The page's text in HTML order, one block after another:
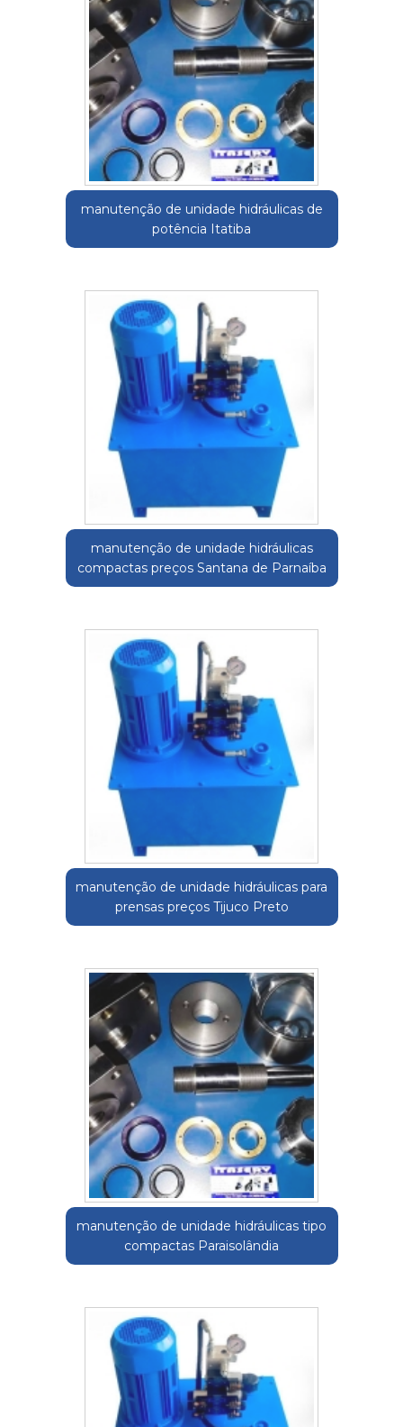
manutenção de unidade hidráulicas de
potência Itatiba
manutenção de unidade hidráulicas
compactas preços Santana de Parnaíba
manutenção de unidade hidráulicas para
prensas preços Tijuco Preto
manutenção de unidade hidráulicas tipo
compactas Paraisolândia